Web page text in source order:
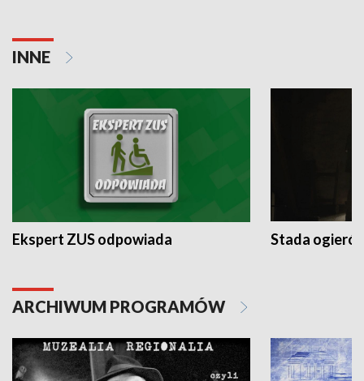
INNE
Ekspert ZUS odpowiada Stada
ARCHIWUM PROGRAMÓW